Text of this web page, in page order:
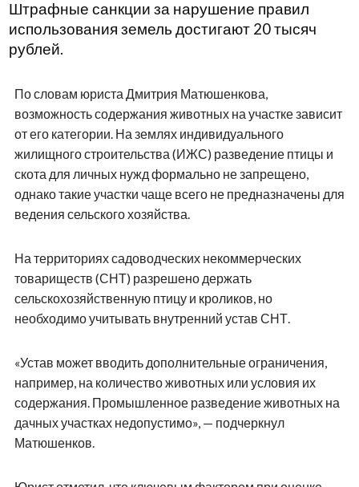
Штрафные санкции за нарушение правил
использования земель достигают 20 тысяч
рублей.
По словам юриста Дмитрия Матюшенкова,
возможность содержания животных на участке зависит
от его категории. На землях индивидуального
жилищного строительства (ИЖС) разведение птицы и
скота для личных нужд формально не запрещено,
однако такие участки чаще всего не предназначены для
ведения сельского хозяйства.
На территориях садоводческих некоммерческих
товариществ (СНТ) разрешено держать
сельскохозяйственную птицу и кроликов, но
необходимо учитывать внутренний устав СНТ.
«Устав может вводить дополнительные ограничения,
например, на количество животных или условия их
содержания. Промышленное разведение животных на
дачных участках недопустимо», — подчеркнул
Матюшенков.